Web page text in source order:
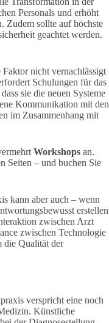
Personals und erhöht
Zudem sollte auf höchste
geachtet werden.
nicht vernachlässigt
Schulungen für das
sie die neuen Systeme
Kommunikation mit den
im Zusammenhang mit
Workshops an.
Seiten – und buchen Sie
kann aber auch – wenn
erstellen
zwischen Arzt
zwischen Technologie
die Qualität der
verspricht eine noch
Künstliche